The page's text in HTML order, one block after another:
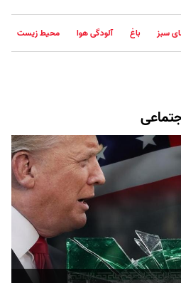
سبز باغ آلودگی هوا محیط زیست